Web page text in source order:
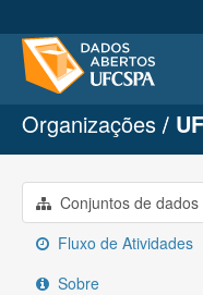
Conjuntos de dados
Organizações
Grupos
Sobre
Organizações
Conjuntos de dados
Fluxo de Atividades
Sobre